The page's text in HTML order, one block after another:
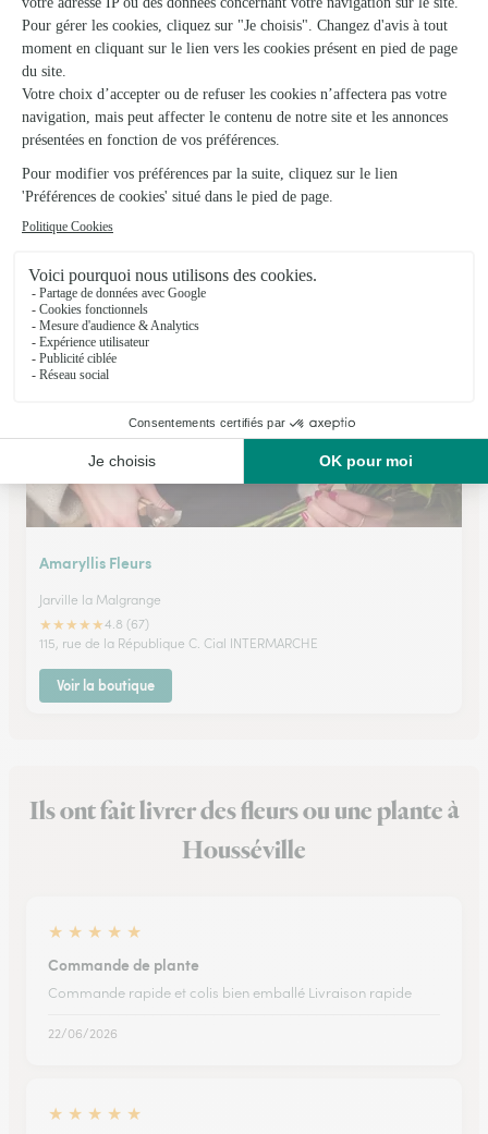
★★ ★★★4.2 (27)
64, rue Gabriel-Peri
Voir la boutique
Amaryllis Fleurs
Jarville la Malgrange
★★★★★4.8 (67)
115, rue de la République C. Cial INTERMARCHE
Voir la boutique
Ils ont fait livrer des fleurs ou une plante à
Housséville
★ ★ ★ ★ ★
Commande de plante
Commande rapide et colis bien emballé Livraison rapide
22/06/2026
★ ★ ★ ★ ★